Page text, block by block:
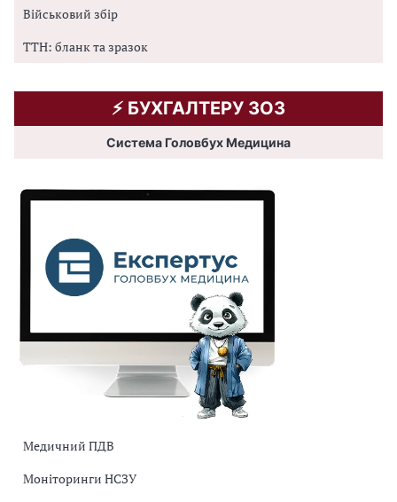
Військовий збір
ТТН: бланк та зразок
⚡️ БУХГАЛТЕРУ ЗОЗ
Система Головбух Медицина
Медичний ПДВ
Моніторинги НСЗУ